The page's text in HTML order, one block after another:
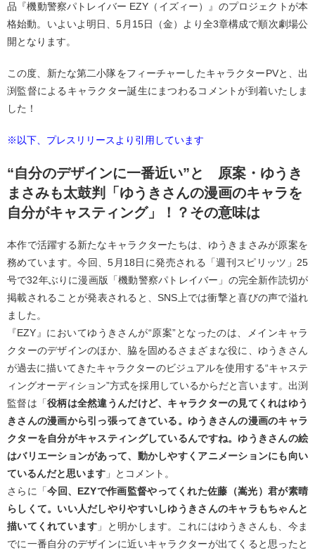
品『機動警察パトレイバー EZY（イズィー）』のプロジェクトが本
格始動。いよいよ明日、5月15日（金）より全3章構成で順次劇場公
開となります。
この度、新たな第二小隊をフィーチャーしたキャラクターPVと、出
渕監督によるキャラクター誕生にまつわるコメントが到着いたしま
した！
※以下、プレスリリースより引用しています
“自分のデザインに一番近い”と 原案・ゆうき
まさみも太鼓判「ゆうきさんの漫画のキャラを
自分がキャスティング」！？その意味は
本作で活躍する新たなキャラクターたちは、ゆうきまさみが原案を
務めています。今回、5月18日に発売される「週刊スピリッツ」25
号で32年ぶりに漫画版「機動警察パトレイバー」の完全新作読切が
掲載されることが発表されると、SNS上では衝撃と喜びの声で溢れ
ました。
『EZY』においてゆうきさんが“原案”となったのは、メインキャラ
クターのデザインのほか、脇を固めるさまざまな役に、ゆうきさん
が過去に描いてきたキャラクターのビジュアルを使用する“キャステ
ィングオーディション”方式を採用しているからだと言います。出渕
監督は「役柄は全然違うんだけど、キャラクターの見てくれはゆう
きさんの漫画から引っ張ってきている。ゆうきさんの漫画のキャラ
クターを自分がキャスティングしているんですね。ゆうきさんの絵
はバリエーションがあって、動かしやすくアニメーションにも向い
ているんだと思います 」とコメント。
さらに「今回、EZYで作画監督やってくれた佐藤（嵩光）君が素晴
らしくて。いい人だしやりやすいしゆうきさんのキャラもちゃんと
描いてくれています 」と明かします。これにはゆうきさんも、今ま
でに一番自分のデザインに近いキャラクターが出てくると思ったと